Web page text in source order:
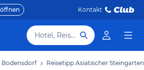
Kontakt
Hotel, Reiseziel
Bodensdorf Reisetipp Asiatischer Steingarten